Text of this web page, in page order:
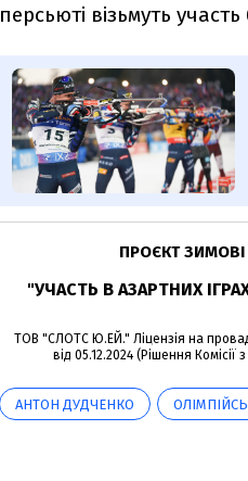
персьюті візьмуть
ПРОЄКТ ЗИМОВІ
"УЧАСТЬ В АЗАРТНИХ
ТОВ "СЛОТС Ю.ЕЙ." Ліцензія на
від 05.12.2024 (Рішення Комісії
АНТОН ДУДЧЕНКО